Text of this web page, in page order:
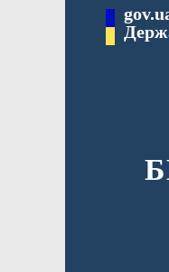
Перейти